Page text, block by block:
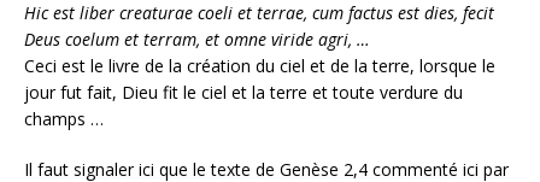
Hic est liber creaturae coeli et terrae, cum factus est dies, fecit
Deus coelum et terram, et omne viride agri, …
Ceci est le livre de la création du ciel et de la terre, lorsque le
jour fut fait, Dieu fit le ciel et la terre et toute verdure du
champs …
Il faut signaler ici que le texte de Genèse 2,4 commenté ici par